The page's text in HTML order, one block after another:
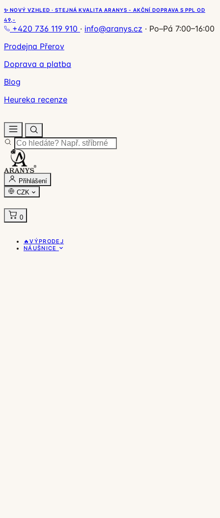
✨ NOVÝ VZHLED · STEJNÁ KVALITA ARANYS - AKČNÍ DOPRAVA S PPL OD
49,-
+420 736 119 910 · info@aranys.cz · Po–Pá 7:00–16:00
Prodejna Přerov
Doprava a platba
Blog
Heureka recenze
Přihlášení
CZK
0
🔥VÝPRODEJ
NÁUŠNICE